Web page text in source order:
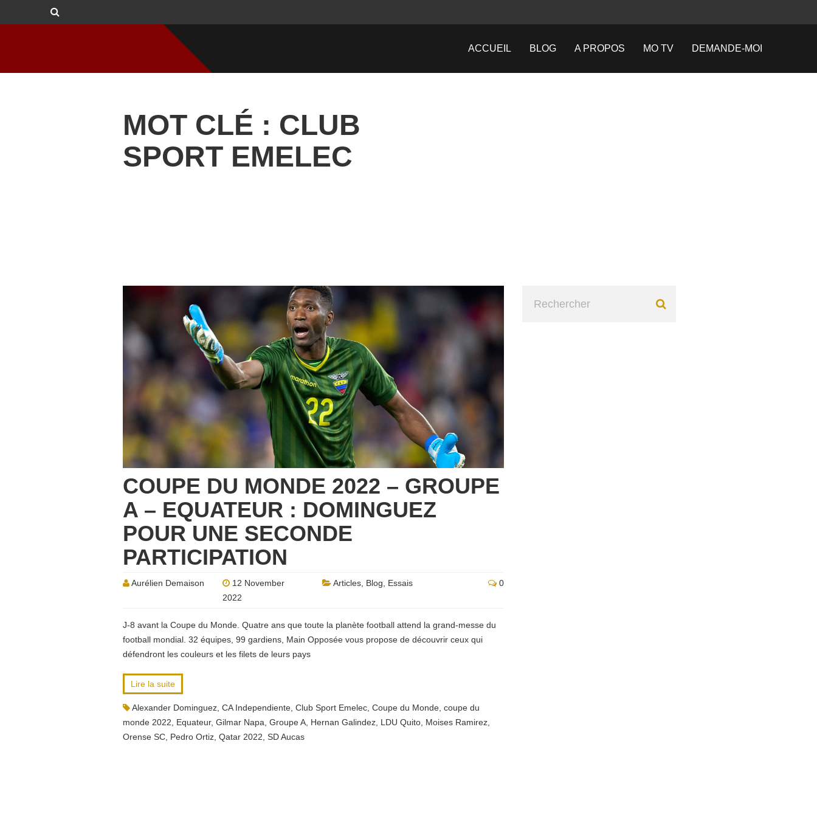
ACCUEIL BLOG A PROPOS MO TV DEMANDE-MOI
MOT CLÉ : CLUB
SPORT EMELEC
COUPE DU MONDE 2022 – GROUPE
A – EQUATEUR : DOMINGUEZ
POUR UNE SECONDE
PARTICIPATION
Aurélien Demaison
12 November
2022
Articles Blog Essais 0
J-8 avant la Coupe du Monde. Quatre ans que toute la planète football attend la grand-messe du
football mondial. 32 équipes, 99 gardiens, Main Opposée vous propose de découvrir ceux qui
défendront les couleurs et les filets de leurs pays
Lire la suite
Alexander Dominguez CA Independiente Club Sport Emelec Coupe du Monde coupe du
monde 2022
Equateur, Gilmar Napa Groupe A Hernan Galindez LDU Quito Moises Ramirez
Orense SC Pedro Ortiz Qatar 2022 SD Aucas